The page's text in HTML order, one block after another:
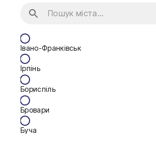
Івано-Франківськ
Ірпінь
Бориспіль
Бровари
Буча